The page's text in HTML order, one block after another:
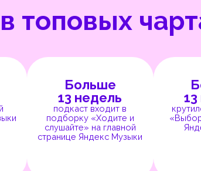
13 недель
подкаст входит в
странице Яндекс Музыки
13 недель
крутился в подборке
«Выбор редакции» на